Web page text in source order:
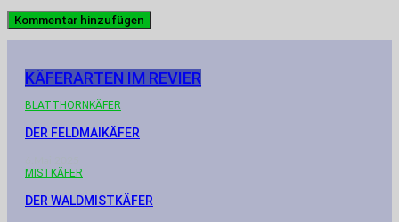
KÄFERARTEN IM REVIER
BLATTHORNKÄFER
DER FELDMAIKÄFER
MISTKÄFER
DER WALDMISTKÄFER